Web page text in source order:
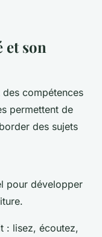
et son
des compétences
permettent de
des sujets
pour développer
: lisez, écoutez,